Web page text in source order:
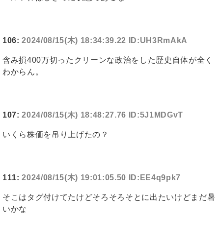
106:2024/08/15(木) 18:34:39.22 ID:UH3RmAkA
含み損400万切ったクリーンな政治をした歴史自体が全く
わからん。
107:2024/08/15(木) 18:48:27.76 ID:5J1MDGvT
いくら株価を吊り上げたの？
111:2024/08/15(木) 19:01:05.50 ID:EE4q9pk7
そこはタグ付けてたけどそろそろそとに出たいけどまだ暑
いかな